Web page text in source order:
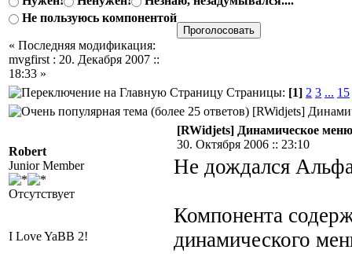
Не пользуюсь компонентой
« Последняя модификация:
mvgfirst : 20. Декабря 2007 ::
18:33 »
Страницы: [1] 2 3 ... 15
[RWidjets]
Robert
Junior Member
Отсутствует
I Love YaBB 2!
[RWidjets] Динамическое
30. Октября 2006 :: 23:10
Не дождался
Компонента
динамического